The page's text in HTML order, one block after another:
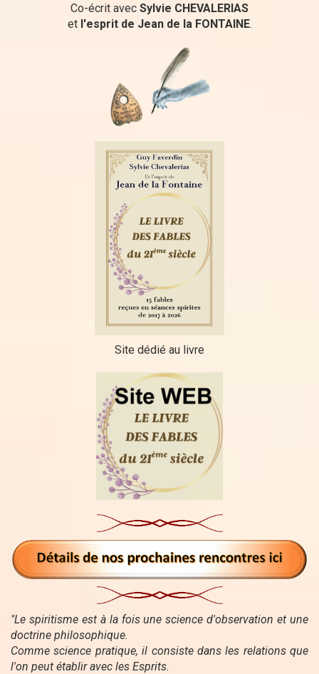
Co-écrit avec Sylvie CHEVALERIAS
et l'esprit de Jean de la FONTAINE.
Site dédié au livre
"Le spiritisme est à la fois une science d'observation et une
doctrine philosophique.
Comme science pratique, il consiste dans les relations que
l'on peut établir avec les Esprits.